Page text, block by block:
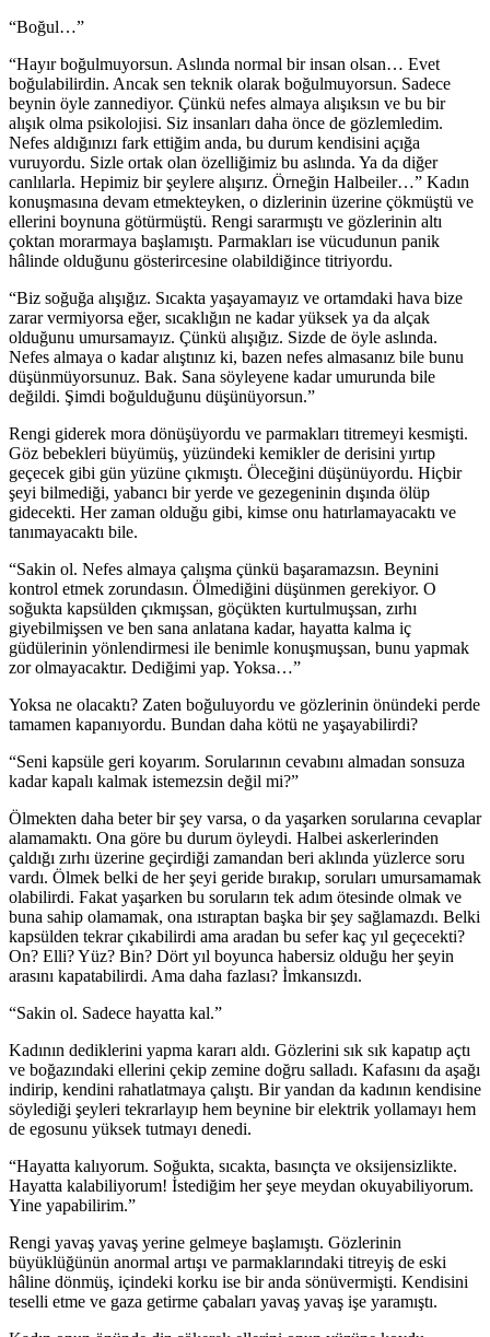
“Boğul…”
“Hayır boğulmuyorsun. Aslında normal bir insan olsan… Evet
boğulabilirdin. Ancak sen teknik olarak boğulmuyorsun. Sadece
beynin öyle zannediyor. Çünkü nefes almaya alışıksın ve bu bir
alışık olma psikolojisi. Siz insanları daha önce de gözlemledim.
Nefes aldığınızı fark ettiğim anda, bu durum kendisini açığa
vuruyordu. Sizle ortak olan özelliğimiz bu aslında. Ya da diğer
canlılarla. Hepimiz bir şeylere alışırız. Örneğin Halbeiler…” Kadın
konuşmasına devam etmekteyken, o dizlerinin üzerine çökmüştü ve
ellerini boynuna götürmüştü. Rengi sararmıştı ve gözlerinin altı
çoktan morarmaya başlamıştı. Parmakları ise vücudunun panik
hâlinde olduğunu gösterircesine olabildiğince titriyordu.
“Biz soğuğa alışığız. Sıcakta yaşayamayız ve ortamdaki hava bize
zarar vermiyorsa eğer, sıcaklığın ne kadar yüksek ya da alçak
olduğunu umursamayız. Çünkü alışığız. Sizde de öyle aslında.
Nefes almaya o kadar alıştınız ki, bazen nefes almasanız bile bunu
düşünmüyorsunuz. Bak. Sana söyleyene kadar umurunda bile
değildi. Şimdi boğulduğunu düşünüyorsun.”
Rengi giderek mora dönüşüyordu ve parmakları titremeyi kesmişti.
Göz bebekleri büyümüş, yüzündeki kemikler de derisini yırtıp
geçecek gibi gün yüzüne çıkmıştı. Öleceğini düşünüyordu. Hiçbir
şeyi bilmediği, yabancı bir yerde ve gezegeninin dışında ölüp
gidecekti. Her zaman olduğu gibi, kimse onu hatırlamayacaktı ve
tanımayacaktı bile.
“Sakin ol. Nefes almaya çalışma çünkü başaramazsın. Beynini
kontrol etmek zorundasın. Ölmediğini düşünmen gerekiyor. O
soğukta kapsülden çıkmışsan, göçükten kurtulmuşsan, zırhı
giyebilmişsen ve ben sana anlatana kadar, hayatta kalma iç
güdülerinin yönlendirmesi ile benimle konuşmuşsan, bunu yapmak
zor olmayacaktır. Dediğimi yap. Yoksa…”
Yoksa ne olacaktı? Zaten boğuluyordu ve gözlerinin önündeki perde
tamamen kapanıyordu. Bundan daha kötü ne yaşayabilirdi?
“Seni kapsüle geri koyarım. Sorularının cevabını almadan sonsuza
kadar kapalı kalmak istemezsin değil mi?”
Ölmekten daha beter bir şey varsa, o da yaşarken sorularına cevaplar
alamamaktı. Ona göre bu durum öyleydi. Halbei askerlerinden
çaldığı zırhı üzerine geçirdiği zamandan beri aklında yüzlerce soru
vardı. Ölmek belki de her şeyi geride bırakıp, soruları umursamamak
olabilirdi. Fakat yaşarken bu soruların tek adım ötesinde olmak ve
buna sahip olamamak, ona ıstıraptan başka bir şey sağlamazdı. Belki
kapsülden tekrar çıkabilirdi ama aradan bu sefer kaç yıl geçecekti?
On? Elli? Yüz? Bin? Dört yıl boyunca habersiz olduğu her şeyin
arasını kapatabilirdi. Ama daha fazlası? İmkansızdı.
“Sakin ol. Sadece hayatta kal.”
Kadının dediklerini yapma kararı aldı. Gözlerini sık sık kapatıp açtı
ve boğazındaki ellerini çekip zemine doğru salladı. Kafasını da aşağı
indirip, kendini rahatlatmaya çalıştı. Bir yandan da kadının kendisine
söylediği şeyleri tekrarlayıp hem beynine bir elektrik yollamayı hem
de egosunu yüksek tutmayı denedi.
“Hayatta kalıyorum. Soğukta, sıcakta, basınçta ve oksijensizlikte.
Hayatta kalabiliyorum! İstediğim her şeye meydan okuyabiliyorum.
Yine yapabilirim.”
Rengi yavaş yavaş yerine gelmeye başlamıştı. Gözlerinin
büyüklüğünün anormal artışı ve parmaklarındaki titreyiş de eski
hâline dönmüş, içindeki korku ise bir anda sönüvermişti. Kendisini
teselli etme ve gaza getirme çabaları yavaş yavaş işe yaramıştı.